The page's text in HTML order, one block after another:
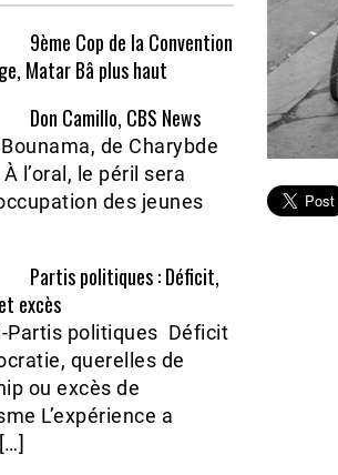
9ème Cop de la Convention
Matar Bâ plus haut
Don Camillo, CBS News
de Charybde
l’oral, le péril sera
des jeunes
Partis politiques : Déficit,
excès
Partis politiques Déficit
querelles de
ou excès de
L’expérience a